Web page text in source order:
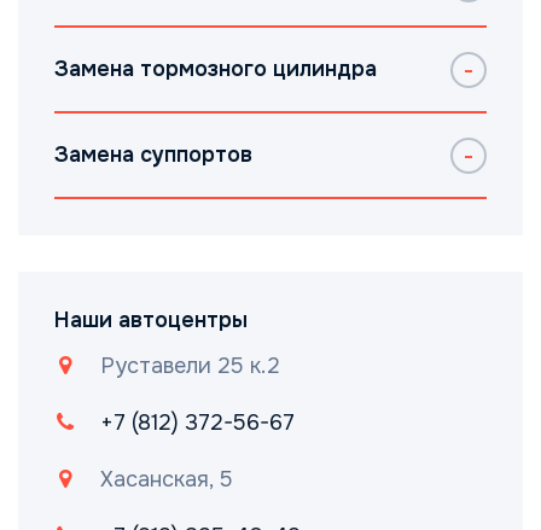
Замена тормозного цилиндра
Замена суппортов
Наши автоцентры
Руставели 25 к.2
+7 (812) 372-56-67
Хасанская, 5